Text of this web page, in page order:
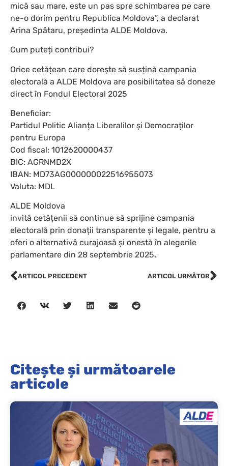
mică sau mare, este un pas spre schimbarea pe care
ne-o dorim pentru Republica Moldova”, a declarat
Arina Spătaru, președinta ALDE Moldova.
Cum puteți contribui?
Orice cetățean care dorește să susțină campania
electorală a ALDE Moldova are posibilitatea să doneze
direct în Fondul Electoral 2025
Beneficiar:
Partidul Politic Alianța Liberalilor și Democraților
pentru Europa
Cod fiscal: 1012620000437
BIC: AGRNMD2X
IBAN: MD73AG000000022516955073
Valuta: MDL
ALDE Moldova
invită cetățenii să continue să sprijine campania
electorală prin donații transparente și legale, pentru a
oferi o alternativă curajoasă și onestă în alegerile
parlamentare din 28 septembrie 2025.
ARTICOL PRECEDENT ARTICOL URMĂTOR
Citește și următoarele
articole